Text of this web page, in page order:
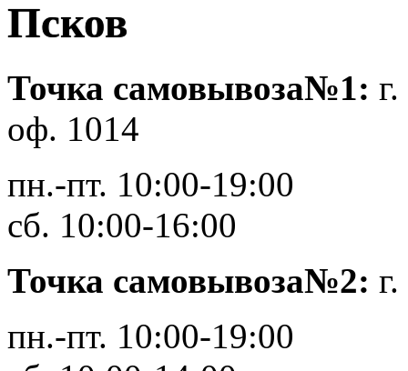
Псков
Точка самовывоза№1:
оф. 1014
пн.-пт. 10:00-19:00
сб. 10:00-16:00
Точка самовывоза№2:
пн.-пт. 10:00-19:00